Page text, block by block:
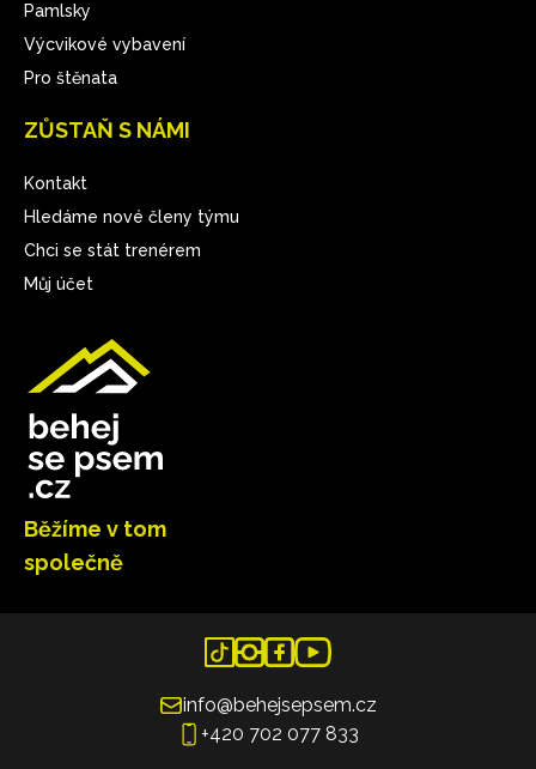
Běžíme v tom
společně
Pamlsky
Výcvikové vybavení
Pro štěnata
ZŮSTAŇ S NÁMI
Kontakt
Hledáme nové členy týmu
Chci se stát trenérem
Můj účet
info@behejsepsem.cz
+420 702 077 833